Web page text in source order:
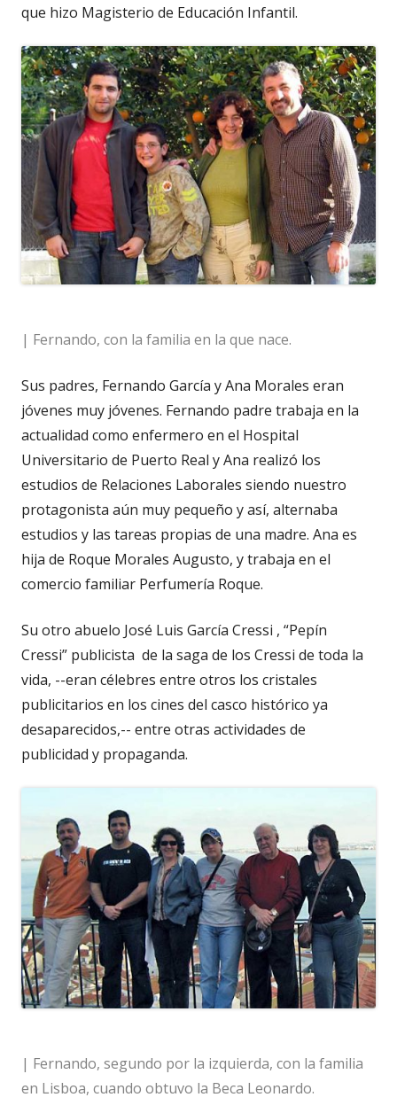
que hizo Magisterio de Educación Infantil.
| Fernando, con la familia en la que nace.
Sus padres, Fernando García y Ana Morales eran
jóvenes muy jóvenes. Fernando padre trabaja en la
actualidad como enfermero en el Hospital
Universitario de Puerto Real y Ana realizó los
estudios de Relaciones Laborales siendo nuestro
protagonista aún muy pequeño y así, alternaba
estudios y las tareas propias de una madre. Ana es
hija de Roque Morales Augusto, y trabaja en el
comercio familiar Perfumería Roque.
Su otro abuelo José Luis García Cressi , “Pepín
Cressi” publicista de la saga de los Cressi de toda la
vida, --eran célebres entre otros los cristales
publicitarios en los cines del casco histórico ya
desaparecidos,-- entre otras actividades de
publicidad y propaganda.
| Fernando, segundo por la izquierda, con la familia
en Lisboa, cuando obtuvo la Beca Leonardo.